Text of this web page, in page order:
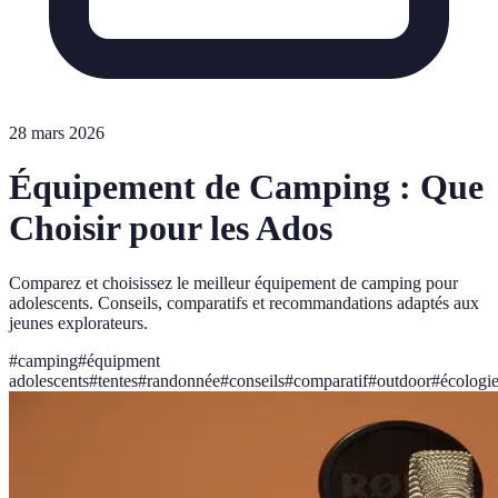
28 mars 2026
Équipement de Camping : Que
Choisir pour les Ados
Comparez et choisissez le meilleur équipement de camping pour
adolescents. Conseils, comparatifs et recommandations adaptés aux
jeunes explorateurs.
#camping#équipment
adolescents#tentes#randonnée#conseils#comparatif#outdoor#écologie